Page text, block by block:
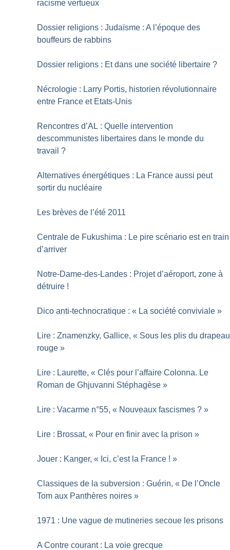
racisme vertueux
Dossier religions : Judaïsme : A l’époque des
bouffeurs de rabbins
Dossier religions : Et dans une société libertaire ?
Nécrologie : Larry Portis, historien révolutionnaire
entre France et Etats-Unis
Rencontres d’AL : Quelle intervention
descommunistes libertaires dans le monde du
travail ?
Alternatives énergétiques : La France aussi peut
sortir du nucléaire
Les brèves de l’été 2011
Centrale de Fukushima : Le pire scénario est en train
d’arriver
Notre-Dame-des-Landes : Projet d’aéroport, zone à
détruire !
Dico anti-technocratique : « La société conviviale »
Lire : Znamenzky, Gallice, « Sous les plis du drapeau
rouge »
Lire : Laurette, « Clés pour l’affaire Colonna. Le
Roman de Ghjuvanni Stéphagèse »
Lire : Vacarme n°55, « Nouveaux fascismes ? »
Lire : Brossat, « Pour en finir avec la prison »
Jouer : Kanger, « Ici, c’est la France ! »
Classiques de la subversion : Guérin, « De l’Oncle
Tom aux Panthères noires »
1971 : Une vague de mutineries secoue les prisons
A Contre courant : La voie grecque